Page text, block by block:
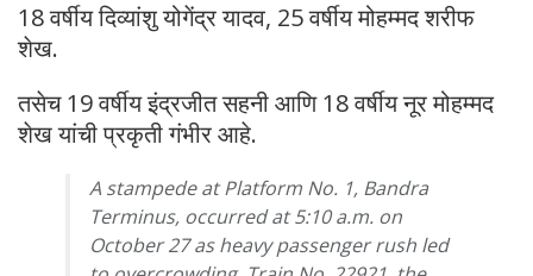
18 वर्षीय दिव्यांशु योगेंद्र यादव, 25 वर्षीय मोहम्मद शरीफ
शेख.
तसेच 19 वर्षीय इंद्रजीत सहनी आणि 18 वर्षीय नूर मोहम्मद
शेख यांची प्रकृती गंभीर आहे.
A stampede at Platform No. 1, Bandra
Terminus, occurred at 5:10 a.m. on
October 27 as heavy passenger rush led